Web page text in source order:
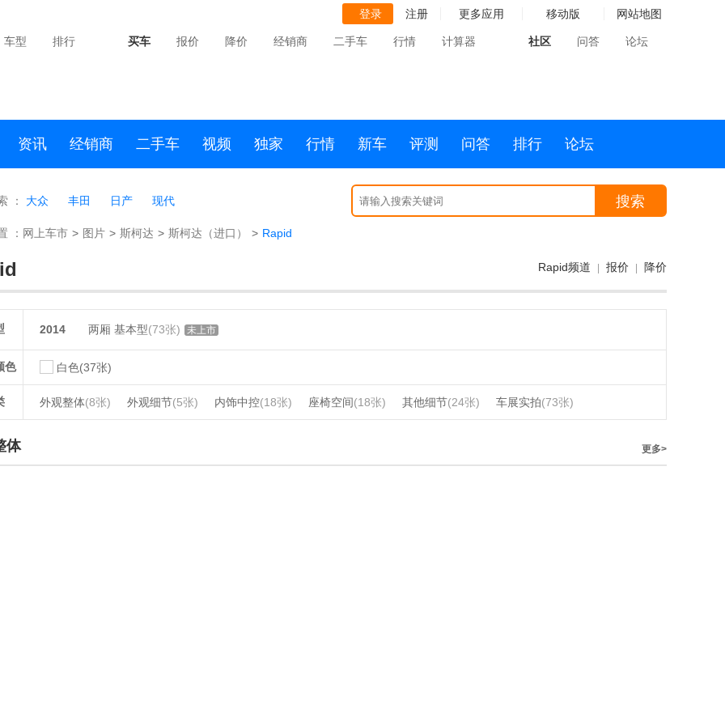
登录 注册 更多应用 移动版 网站地图
车型 排行 买车 报价 降价 经销商 二手车 行情 计算器 社区 问答 论坛
资讯 经销商 二手车 视频 独家 行情 新车 评测 问答 排行 论坛
： 大众 丰田 日产 现代 搜索
： 网上车市 > 图片 > 斯柯达 > 斯柯达（进口） > Rapid
Rapid频道 报价 降价
2014 两厢 基本型(73张) 未上市
色 白色(37张)
外观整体(8张) 外观细节(5张) 内饰中控(18张) 座椅空间(18张) 其他细节(24张) 车展实拍(73张)
体 更多>